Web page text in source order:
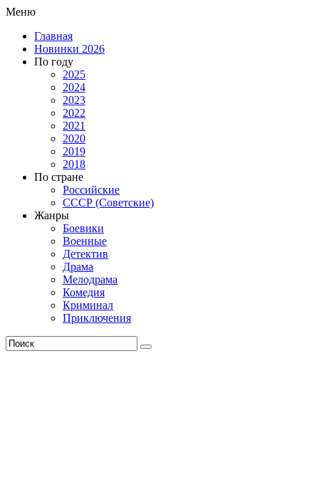
Меню
Главная
Новинки 2026
По году
2025
2024
2023
2022
2021
2020
2019
2018
По стране
Российские
СССР (Советские)
Жанры
Боевики
Военные
Детектив
Драма
Мелодрама
Комедия
Криминал
Приключения